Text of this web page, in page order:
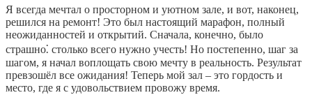
Я всегда мечтал о просторном и уютном зале, и вот, наконец,
решился на ремонт! Это был настоящий марафон, полный
неожиданностей и открытий. Сначала, конечно, было
страшно⁚ столько всего нужно учесть! Но постепенно, шаг за
шагом, я начал воплощать свою мечту в реальность. Результат
превзошёл все ожидания! Теперь мой зал – это гордость и
место, где я с удовольствием провожу время.